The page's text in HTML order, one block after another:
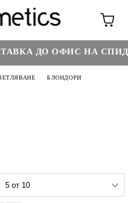
ДО ОФИС НА СПИДИ
БЛОНДОРИ